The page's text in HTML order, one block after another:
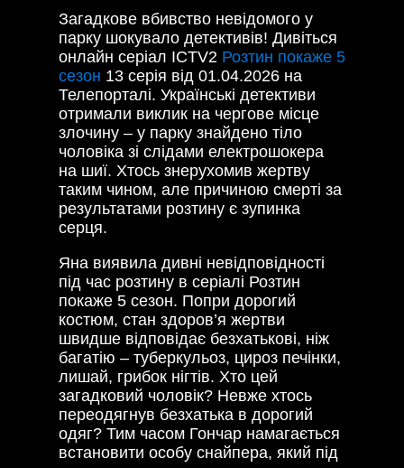
Загадкове вбивство невідомого у
парку шокувало детективів! Дивіться
онлайн серіал ICTV2 Розтин покаже 5
сезон 13 серія від 01.04.2026 на
Телепорталі. Українські детективи
отримали виклик на чергове місце
злочину – у парку знайдено тіло
чоловіка зі слідами електрошокера
на шиї. Хтось знерухомив жертву
таким чином, але причиною смерті за
результатами розтину є зупинка
серця.
Яна виявила дивні невідповідності
під час розтину в серіалі Розтин
покаже 5 сезон. Попри дорогий
костюм, стан здоров’я жертви
швидше відповідає безхатькові, ніж
багатію – туберкульоз, цироз печінки,
лишай, грибок нігтів. Хто цей
загадковий чоловік? Невже хтось
переодягнув безхатька в дорогий
одяг? Тим часом Гончар намагається
встановити особу снайпера, який під